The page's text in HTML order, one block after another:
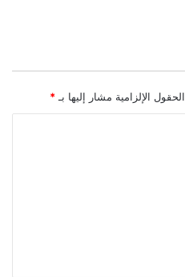
الحقول الإلزامية مشار إليها بـ*